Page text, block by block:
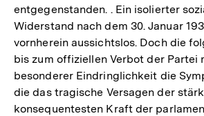
entgegenstanden. . Ein isolierter
Widerstand nach dem 30. Januar
vornherein aussichtslos. Doch die
bis zum offiziellen Verbot der Partei
besonderer Eindringlichkeit die
die das tragische Versagen der
konsequentesten Kraft der